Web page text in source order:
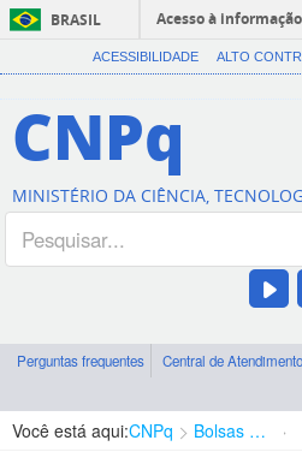
BRASIL
Acesso à informação
ACESSIBILIDADE ALTO
CNPq
MINISTÉRIO DA CIÊNCIA,
Perguntas frequentes Central de Atendimento
Você está aqui:CNPq Bolsas e Auxílios Vigentes